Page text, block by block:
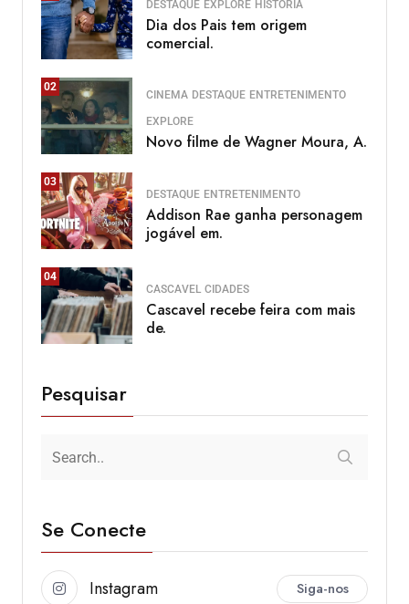
DESTAQUE EXPLORE HISTÓRIA
Dia dos Pais tem origem
comercial.
02
CINEMA DESTAQUE ENTRETENIMENTO
EXPLORE
Novo filme de Wagner Moura, A.
03
DESTAQUE ENTRETENIMENTO
Addison Rae ganha personagem
jogável em.
04
CASCAVEL CIDADES
Cascavel recebe feira com mais
de.
Pesquisar
Se Conecte
Instagram Siga-nos